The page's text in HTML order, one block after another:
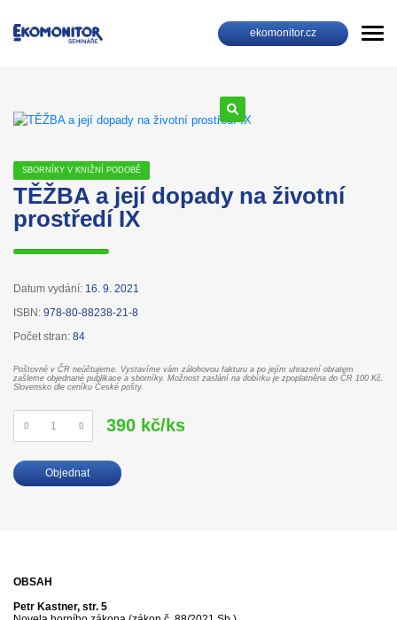
ekomonitor.cz
SBORNÍKY V KNIŽNÍ PODOBĚ
TĚŽBA a její dopady na životní
prostředí IX
Datum vydání: 16. 9. 2021
ISBN: 978-80-88238-21-8
Počet stran: 84
Poštovné v ČR neúčtujeme. Vystavíme vám zálohovou fakturu a po jejím uhrazení obratem
zašleme objednané publikace a sborníky. Možnost zaslání na dobírku je zpoplatněna do ČR 100 Kč,
Slovensko dle ceníku České pošty.
Počet 390 kč/ks
Objednat
OBSAH
Petr Kastner, str. 5